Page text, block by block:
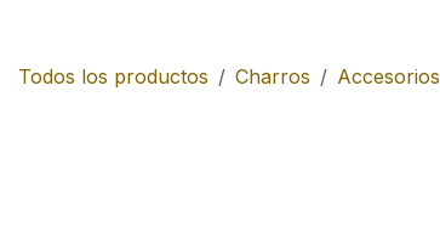
Todos los productos Charros Accesorios